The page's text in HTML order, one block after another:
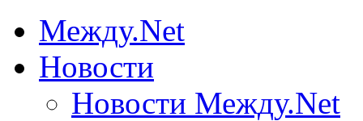
Между.Net
Новости
Новости Между.Net